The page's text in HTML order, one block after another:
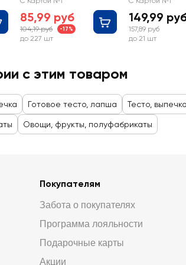
85,99 руб
104,19 руб -17%
до 227 шт
149,99
157,89 руб
до 21 шт
с этим товаром
Готовое тесто, лапша Тесто,
Овощи, фрукты, полуфабрикаты
Покупателям
Забота о покупателях
Программа лояльности
Подарочные карты
Акции